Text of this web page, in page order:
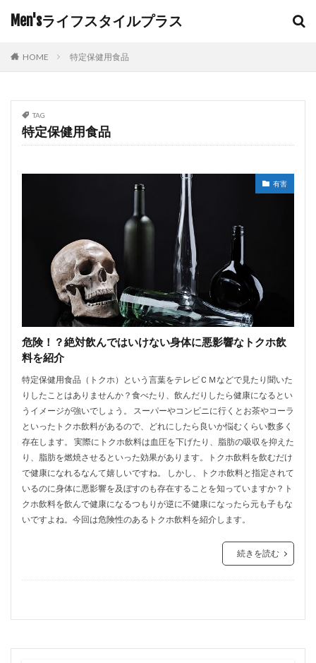
Men'sライフスタイルプラス
HOME 特定保健用食品
TAG
特定保健用食品
有害
危険！？絶対飲んではいけない身体に悪影響なトクホ飲
料を紹介
特定保健用食品（トクホ）という言葉をテレビＣＭなどで見たり聞いた
りしたことはありませんか？食べたり、飲んだりしたら健康になるとい
うイメージが強いでしょう。 スーパーやコンビニに行くとお茶やコーラ
といったトクホ飲料があるので、どれにしたら良いか悩むくらい数多く
存在します。 実際にトクホ飲料は血圧を下げたり、脂肪の吸収を抑えた
り、脂肪を燃焼させるといった効果があります。トクホ飲料を飲むだけ
で健康になれるなんて嬉しいですね。 しかし、トクホ飲料と指定されて
いるのに身体に悪影響を及ぼすのも存在することを知っていますか？ト
クホ飲料を飲んで健康になるつもりが逆に不健康になったら元も子もな
いですよね。今回は危険性のあるトクホ飲料を紹介します。
続きを読む